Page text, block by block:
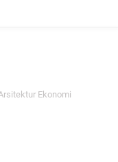
Ekonomi